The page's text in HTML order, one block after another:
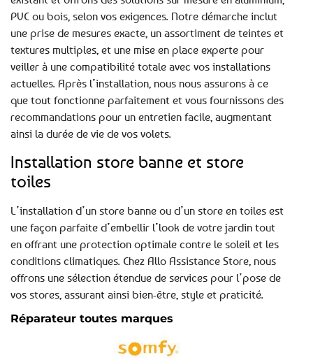
PVC ou bois, selon vos exigences. Notre démarche inclut
une prise de mesures exacte, un assortiment de teintes et
textures multiples, et une mise en place experte pour
veiller à une compatibilité totale avec vos installations
actuelles. Après l’installation, nous nous assurons à ce
que tout fonctionne parfaitement et vous fournissons des
recommandations pour un entretien facile, augmentant
ainsi la durée de vie de vos volets.
Installation store banne et store
toiles
L’installation d’un store banne ou d’un store en toiles est
une façon parfaite d’embellir l’look de votre jardin tout
en offrant une protection optimale contre le soleil et les
conditions climatiques. Chez Allo Assistance Store, nous
offrons une sélection étendue de services pour l’pose de
vos stores, assurant ainsi bien-être, style et praticité.
Réparateur toutes marques